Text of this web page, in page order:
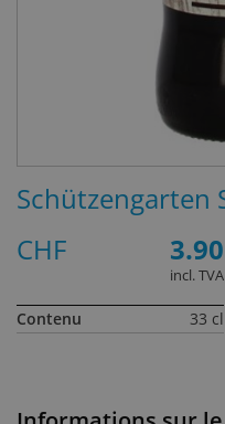
Schützengarten
CHF
3.90
incl. TVA
Contenu 33 cl